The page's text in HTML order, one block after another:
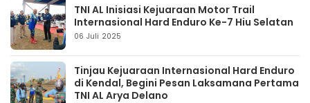
TNI AL Inisiasi Kejuaraan Motor Trail
Internasional Hard Enduro Ke-7 Hiu Selatan
06 Juli 2025
Tinjau Kejuaraan Internasional Hard Enduro
di Kendal, Begini Pesan Laksamana Pertama
TNI AL Arya Delano